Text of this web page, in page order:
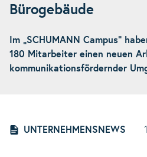
Bürogebäude
Im „SCHUMANN Campus“
180 Mitarbeiter einen neuen
kommunikationsfördernder
UNTERNEHMENSNEWS